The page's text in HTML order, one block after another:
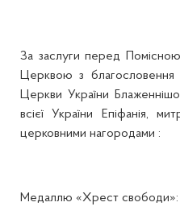
За заслуги перед
Церквою з благословення
Церкви України
всієї України Епіфанія,
церковними нагородами :
Медаллю «Хрест свободи»: